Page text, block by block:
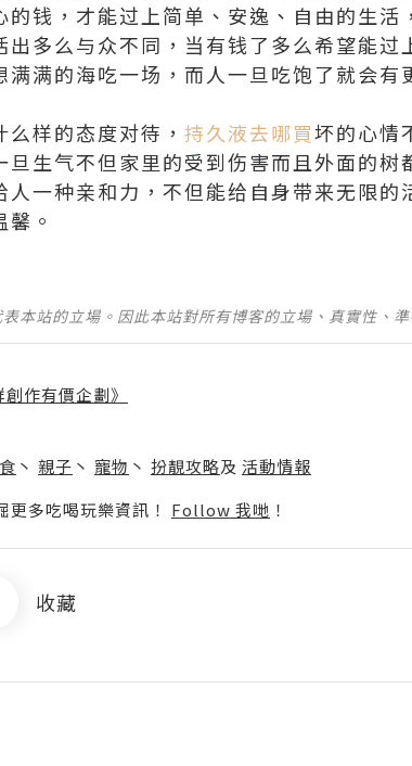
钱，才能过上简单、安逸、自由的生活
多么与众不同，当有钱了多么希望能过
满的海吃一场，而人一旦吃饱了就会有
样的态度对待， 持久液去哪買坏的心情
生气不但家里的受到伤害而且外面的树
一种亲和力，不但能给自身带来无限的
。
本站的立場。因此本站對所有博客的立場、真實性、
作有價企劃》
丶 親子 丶 寵物 丶 扮靚攻略及 活動情報
多吃喝玩樂資訊！ Follow 我哋 ！
收藏